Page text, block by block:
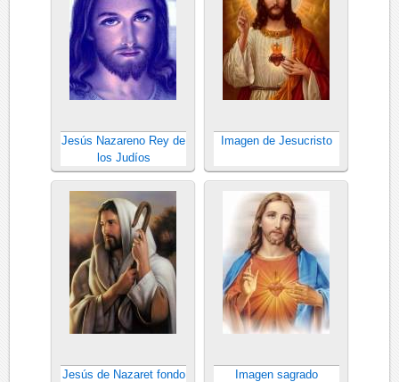
Jesús Nazareno Rey de
los Judíos
Imagen de Jesucristo
Jesús de Nazaret fondo
Imagen sagrado